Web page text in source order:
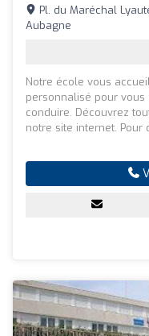
Pl. du Maréchal
Aubagne
Notre école vous
personnalisé pour
conduire. Découvrez
notre site internet. Pour